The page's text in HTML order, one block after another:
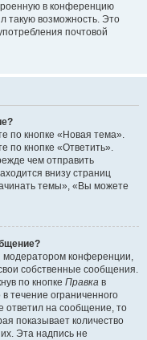
в конференцию
такую возможность. Это
почтовой
по кнопке «Новая тема».
по кнопке «Ответить».
чем отправить
внизу страниц
темы», «Вы можете
модератором конференции,
собственные сообщения.
по кнопке Правка в
течение ограниченного
ответил на сообщение, то
показывает количество
Эта надпись не